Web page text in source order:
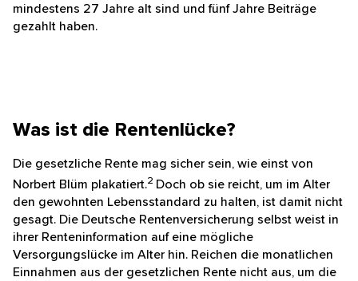
Rentenversicherung. Die Information wird
automatisch an alle Versicherten verschickt, die
Was ist die Rentenlücke?
Die gesetzliche Rente mag sicher sein, wie einst von
Norbert Blüm plakatiert.2Doch ob sie reicht, um im
Alter den gewohnten Lebensstandard zu halten, ist
damit nicht gesagt. Die Deutsche Rentenversicherung
selbst weist in ihrer Renteninformation auf eine